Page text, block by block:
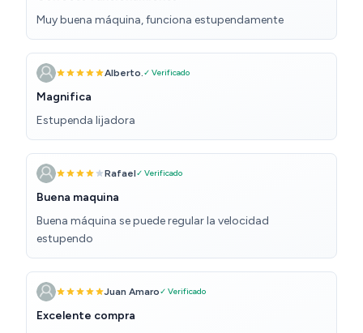
Muy buena máquina, funciona estupendamente
Alberto. ✓ Verificado
Magnifica
Estupenda lijadora
Rafael✓ Verificado
Buena maquina
Buena máquina se puede regular la velocidad
estupendo
Juan Amaro✓ Verificado
Excelente compra